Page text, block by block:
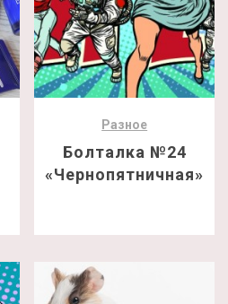
Разное
Болталка №24
«Чернопятничная»